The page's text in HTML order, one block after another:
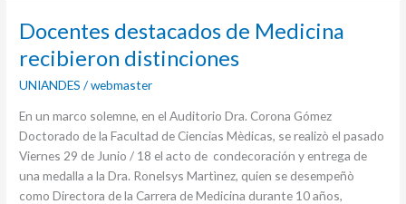
Docentes destacados de Medicina
recibieron distinciones
UNIANDES /webmaster
En un marco solemne, en el Auditorio Dra. Corona Gómez
Doctorado de la Facultad de Ciencias Mèdicas, se realizò el pasado
Viernes 29 de Junio ​​/ 18 el acto de condecoración y entrega de
una medalla a la Dra. Ronelsys Martìnez, quien se desempeñò
como Directora de la Carrera de Medicina durante 10 años,
Docentes
de
Medicina
distinciones